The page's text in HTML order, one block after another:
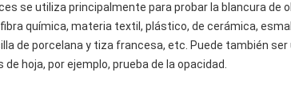
se utiliza principalmente para probar la blancura de
química, materia textil, plástico, de cerámica,
de porcelana y tiza francesa, etc. Puede también ser
hoja, por ejemplo, prueba de la opacidad.